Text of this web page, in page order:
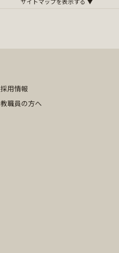
採用情報
教職員の方へ